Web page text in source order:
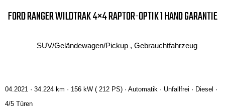
FORD RANGER WILDTRAK 4×4 RAPTOR-OPTIK 1 HAND GARANTIE
SUV/Geländewagen/Pickup , Gebrauchtfahrzeug
04.2021 · 34.224 km · 156 kW ( 212 PS) · Automatik · Unfallfrei · Diesel ·
4/5 Türen